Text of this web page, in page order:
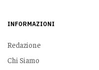
INFORMAZIONI
Redazione
Chi Siamo